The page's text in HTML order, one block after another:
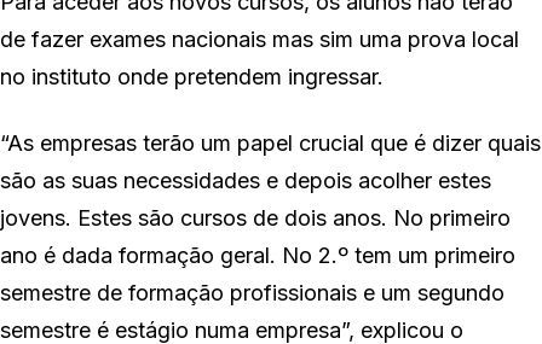
de fazer exames nacionais mas sim uma prova local
no instituto onde pretendem ingressar.
“As empresas terão um papel crucial que é dizer quais
são as suas necessidades e depois acolher estes
jovens. Estes são cursos de dois anos. No primeiro
ano é dada formação geral. No 2.º tem um primeiro
semestre de formação profissionais e um segundo
semestre é estágio numa empresa”, explicou o